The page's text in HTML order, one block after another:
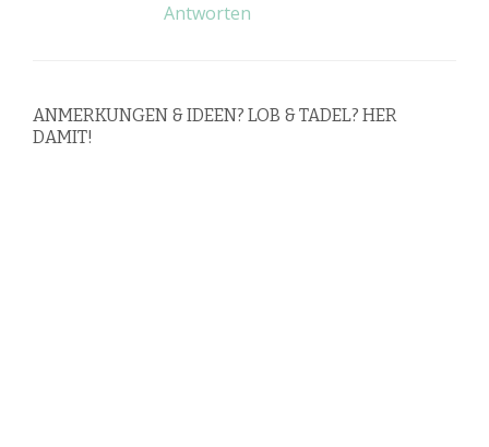
Antworten
ANMERKUNGEN & IDEEN? LOB & TADEL? HER
DAMIT!